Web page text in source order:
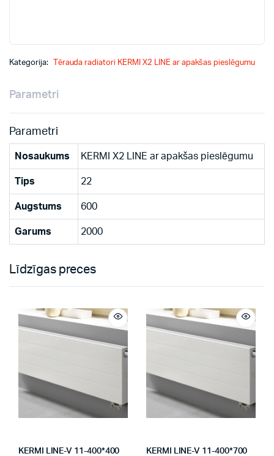
Kategorija: Tērauda radiatori KERMI X2 LINE ar apakšas pieslēgumu
Parametri
Parametri
Nosaukums KERMI X2 LINE ar apakšas pieslēgumu
Tips 22
Augstums 600
Garums 2000
Līdzīgas preces
KERMI LINE-V 11-400*400
KERMI LINE-V 11-400*700